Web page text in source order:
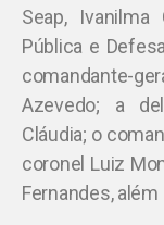
Seap,
Pública e
comandante-
Azevedo; a
Cláudia; o
coronel Luiz
Fernandes,